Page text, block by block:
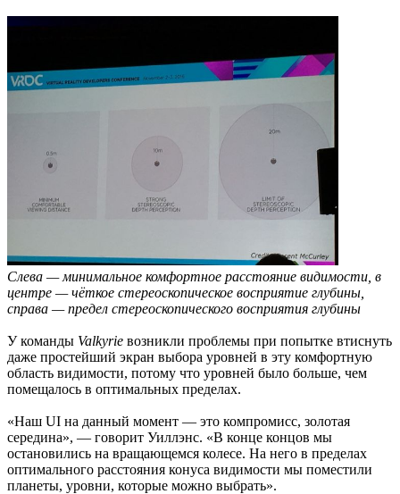
Слева — минимальное комфортное расстояние видимости, в
центре — чёткое стереоскопическое восприятие глубины,
справа — предел стереоскопического восприятия глубины
У команды Valkyrie возникли проблемы при попытке втиснуть
даже простейший экран выбора уровней в эту комфортную
область видимости, потому что уровней было больше, чем
помещалось в оптимальных пределах.
«Наш UI на данный момент — это компромисс, золотая
середина», — говорит Уиллэнс. «В конце концов мы
остановились на вращающемся колесе. На него в пределах
оптимального расстояния конуса видимости мы поместили
планеты, уровни, которые можно выбрать».